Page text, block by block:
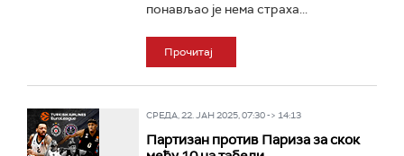
понављао је нема страха...
Прочитај
СРЕДА, 22. ЈАН 2025, 07:30 -> 14:13
Партизан против Париза за скок